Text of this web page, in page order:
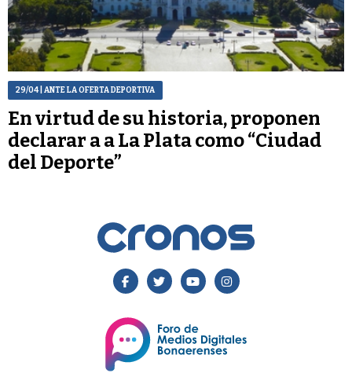
29/04| ANTE LA OFERTA DEPORTIVA
En virtud de su historia, proponen
declarar a a La Plata como “Ciudad
del Deporte”